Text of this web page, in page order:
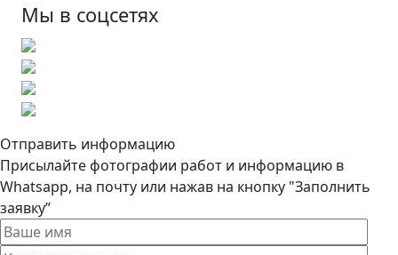
Мы в соцсетях
Отправить информацию
Присылайте фотографии работ и информацию в
Whatsapp, на почту или нажав на кнопку "Заполнить
заявку”